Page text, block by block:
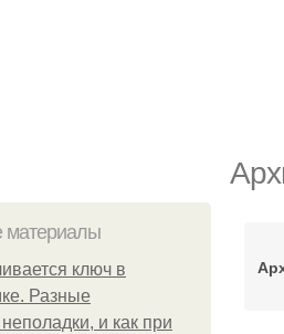
материалы
ключ в
Разные
и как при